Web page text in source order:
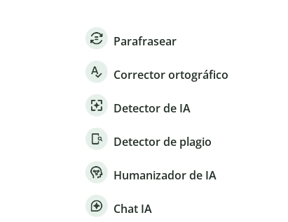
Parafrasear
Corrector ortográfico
Detector de IA
Detector de plagio
Humanizador de IA
Chat IA